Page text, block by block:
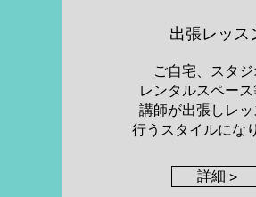
出張レッス
ご自宅、スタジ
レンタルスペー
講師が出張しレ
行うスタイルにな
詳細 >